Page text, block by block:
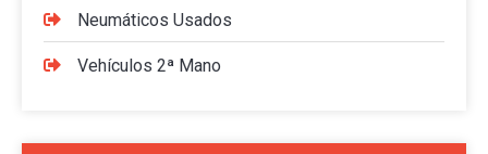
Neumáticos Usados
Vehículos 2ª Mano